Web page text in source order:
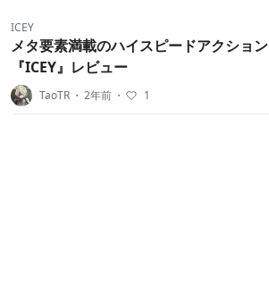
ICEY
メタ要素満載のハイスピードアクション
『ICEY』レビュー
TaoTR ・ 2年前 ・ 1